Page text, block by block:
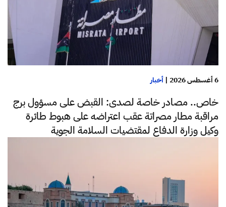
6 أغسطس 2026 | أخبار
خاص.. مصادر خاصة لصدى: القبض على مسؤول برج
مراقبة مطار مصراتة عقب اعتراضه على هبوط طائرة
وكيل وزارة الدفاع لمقتضيات السلامة الجوية